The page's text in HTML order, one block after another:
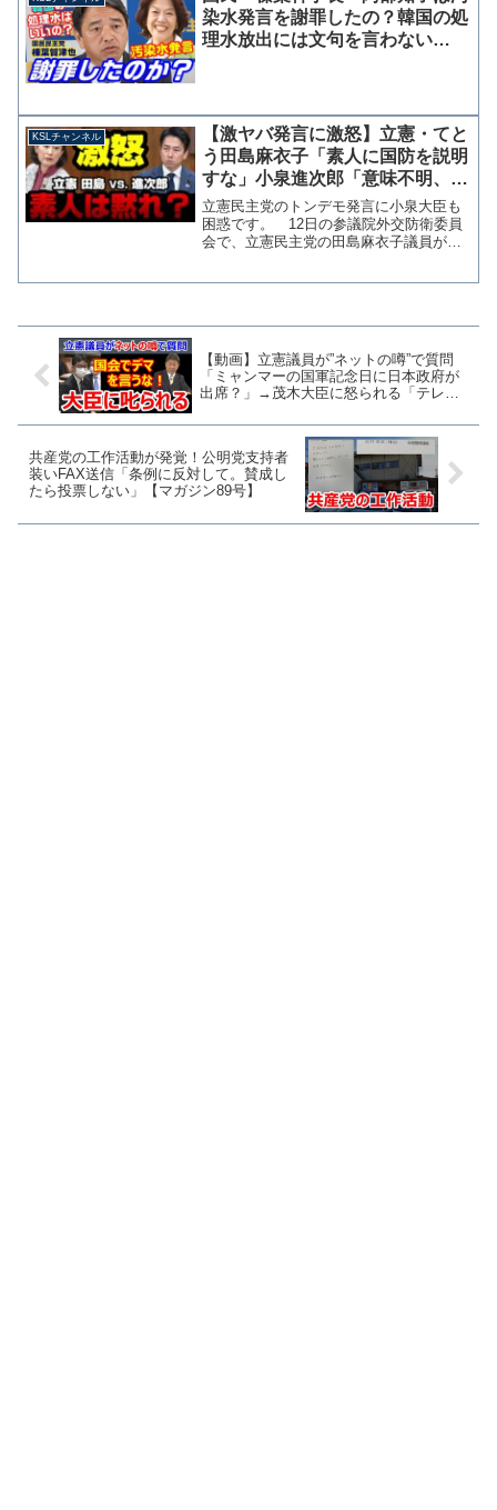
の感覚そのものが問題...
染水発言を謝罪したの？韓国の処
理水放出には文句を言わない
KSLチャンネル
【激ヤバ発言に激怒】立憲・てと
う田島麻衣子「素人に国防を説明
すな」小泉進次郎「意味不明、国
民に説明は必要」完全論破する
【KSLチャンネル】
立憲民主党のトンデモ発言に小泉大臣も
困惑です。 12日の参議院外交防衛委員
会で、立憲民主党の田島麻衣子議員が５
【動画】立憲議員が”ネットの噂”で質問
「ミャンマーの国軍記念日に日本政府が
出席？」→茂木大臣に怒られる「テレビ
共産党の工作活動が発覚！公明党支持者
装いFAX送信「条例に反対して。賛成し
たら投票しない」【マガジン89号】